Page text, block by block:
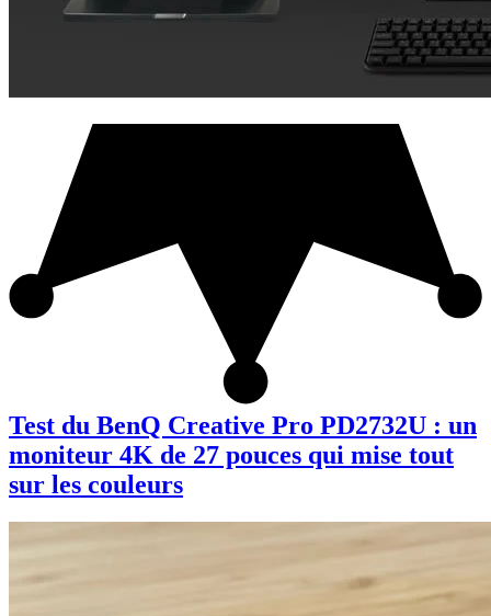
Test du BenQ Creative Pro PD2732U : un
moniteur 4K de 27 pouces qui mise tout
sur les couleurs